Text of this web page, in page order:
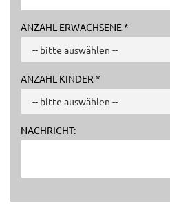
ANZAHL ERWACHSENE *
ANZAHL KINDER *
NACHRICHT: